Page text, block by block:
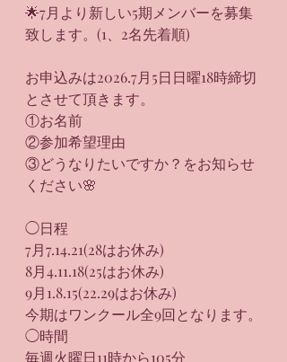
🌟7月より新しい5期メンバーを募集
致します。(1、2名先着順)
お申込みは2026.7月5日日曜18時締切
とさせて頂きます。
①お名前
②参加希望理由
③どうなりたいですか？をお知らせ
ください🌸
◯日程
7月7.14.21(28はお休み)
8月4.11.18(25はお休み)
9月1.8.15(22.29はお休み)
今期はワンクール全9回となります。
◯時間
毎週火曜日11時から105分